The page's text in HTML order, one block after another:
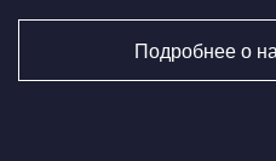
Подробнее о